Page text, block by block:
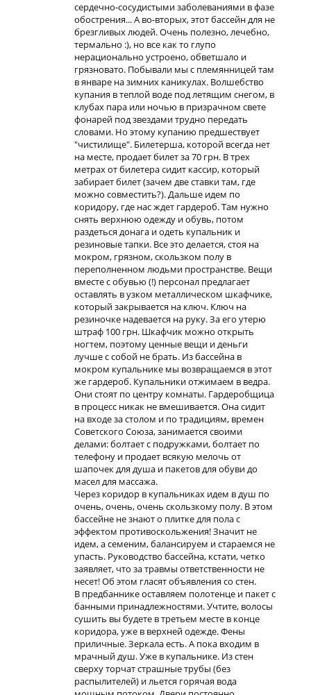
сердечно-сосудистыми заболеваниями в фазе
обострения... А во-вторых, этот бассейн для не
брезгливых людей. Очень полезно, лечебно,
термально :), но все как то глупо
нерационально устроено, обветшало и
грязновато. Побывали мы с племянницей там
в январе на зимних каникулах. Волшебство
купания в теплой воде под летящим снегом, в
клубах пара или ночью в призрачном свете
фонарей под звездами трудно передать
словами. Но этому купанию предшествует
"чистилище". Билетерша, которой всегда нет
на месте, продает билет за 70 грн. В трех
метрах от билетера сидит кассир, который
забирает билет (зачем две ставки там, где
можно совместить?). Дальше идем по
коридору, где нас ждет гардероб. Там нужно
снять верхнюю одежду и обувь, потом
раздеться донага и одеть купальник и
резиновые тапки. Все это делается, стоя на
мокром, грязном, скользком полу в
переполненном людьми пространстве. Вещи
вместе с обувью (!) персонал предлагает
оставлять в узком металлическом шкафчике,
который закрывается на ключ. Ключ на
резиночке надевается на руку. За его утерю
штраф 100 грн. Шкафчик можно открыть
ногтем, поэтому ценные вещи и деньги
лучше с собой не брать. Из бассейна в
мокром купальнике мы возвращаемся в этот
же гардероб. Купальники отжимаем в ведра.
Они стоят по центру комнаты. Гардеробщица
в процесс никак не вмешивается. Она сидит
на входе за столом и по традициям, времен
Советского Союза, занимается своими
делами: болтает с подружками, болтает по
телефону и продает всякую мелочь от
шапочек для душа и пакетов для обуви до
масел для массажа.
Через коридор в купальниках идем в душ по
очень, очень, очень скользкому полу. В этом
бассейне не знают о плитке для пола с
эффектом противоскольжения! Значит не
идем, а семеним, балансируем и стараемся не
упасть. Руководство бассейна, кстати, четко
заявляет, что за травмы ответственности не
несет! Об этом гласят объявления со стен.
В предбаннике оставляем полотенце и пакет с
банными принадлежностями. Учтите, волосы
сушить вы будете в третьем месте в конце
коридора, уже в верхней одежде. Фены
приличные. Зеркала есть. А пока входим в
мрачный душ. Уже в купальнике. Из стен
сверху торчат страшные трубы (без
распылителей) и льется горячая вода